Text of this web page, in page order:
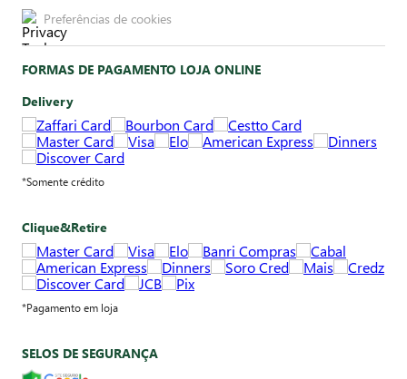
Preferências de cookies
FORMAS DE PAGAMENTO LOJA ONLINE
Delivery
*Somente crédito
Clique&Retire
*Pagamento em loja
SELOS DE SEGURANÇA